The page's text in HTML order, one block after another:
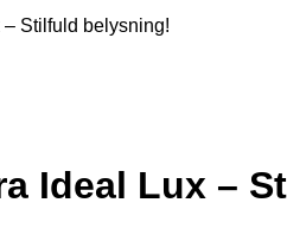
Stilfuld belysning!
Ideal Lux –